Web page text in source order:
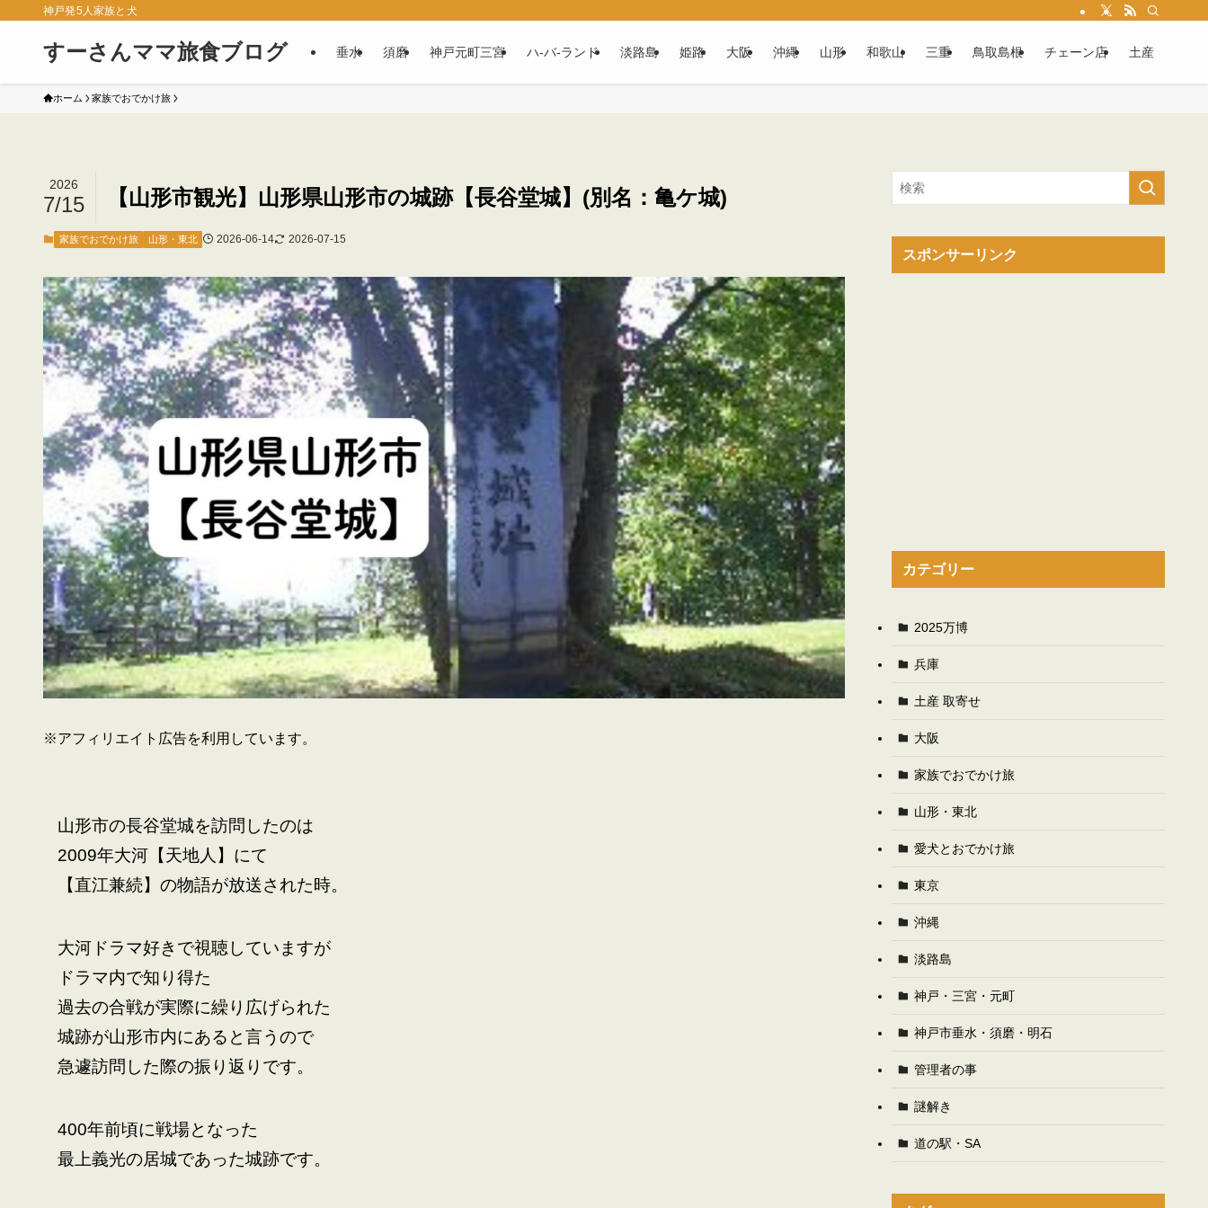
神戸発5人家族と犬
すーさんママ旅食ブログ 垂水 須磨 神戸元町三宮 ハ‐バ‐ランド 淡路島 姫路 大阪 沖縄 山形 和歌山 三重 鳥取島根 チェーン店 土産
ホーム 家族でおでかけ旅
【山形市観光】山形県山形市の城跡【長谷堂城】(別名：亀ケ城)
2026
7/15
家族でおでかけ旅 山形・東北 2026-06-14 2026-07-15
※アフィリエイト広告を利用しています。
山形市の長谷堂城を訪問したのは
2009年大河【天地人】にて
【直江兼続】の物語が放送された時。
大河ドラマ好きで視聴していますが
ドラマ内で知り得た
過去の合戦が実際に繰り広げられた
城跡が山形市内にあると言うので
急遽訪問した際の振り返りです。
400年前頃に戦場となった
最上義光の居城であった城跡です。
スポンサーリンク
カテゴリー
2025万博
兵庫
土産 取寄せ
大阪
家族でおでかけ旅
山形・東北
愛犬とおでかけ旅
東京
沖縄
淡路島
神戸・三宮・元町
神戸市垂水・須磨・明石
管理者の事
謎解き
道の駅・SA